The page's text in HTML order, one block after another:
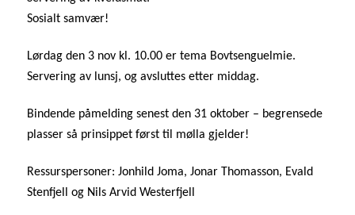
Sosialt samvær!
Lørdag den 3 nov kl. 10.00 er tema Bovtsenguelmie.
Servering av lunsj, og avsluttes etter middag.
Bindende påmelding senest den 31 oktober – begrensede
plasser så prinsippet først til mølla gjelder!
Ressurspersoner: Jonhild Joma, Jonar Thomasson, Evald
Stenfjell og Nils Arvid Westerfjell